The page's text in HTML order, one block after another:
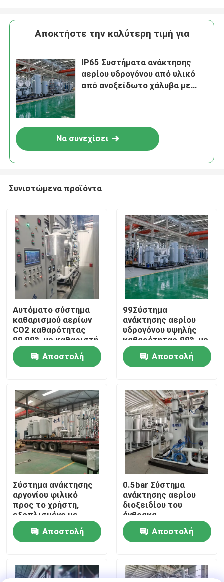
Σπίτι
Προϊόντα
Σχετικά με εμάς
Έλεγχος ποιότητας
Επικοινωνήστε μαζί μας
Ειδήσεις
Ζητήστε μια προσφορά
Παραγωγοί αζώτου PSA
Γεννήτρια αζώτου υψηλής αγνότητας
Αποκτήστε την καλύτερη τιμή για
IP65 Συστήματα ανάκτησης
αερίου υδρογόνου από υλικό
από ανοξείδωτο χάλυβα με
Να συνεχίσει
Συνιστώμενα προϊόντα
Αυτόματο σύστημα
καθαρισμού αερίων
CO2 καθαρότητας
99,99% με καθαριστή
αερίων
Αποστολή
99Σύστημα
ανάκτησης αερίου
υδρογόνου υψηλής
καθαρότητας.99% με
σύστημα καθαρισμού
PSA
Αποστολή
Σύστημα ανάκτησης
αργονίου φιλικό
προς το χρήστη,
εξοπλισμένο με
τηλεοπτική οθόνη
Αποστολή
0.5bar Σύστημα
ανάκτησης αερίου
διοξειδίου του
άνθρακα
Εξοικονόμηση
ενέργειας Μικρή
συντήρηση
Αποστολή